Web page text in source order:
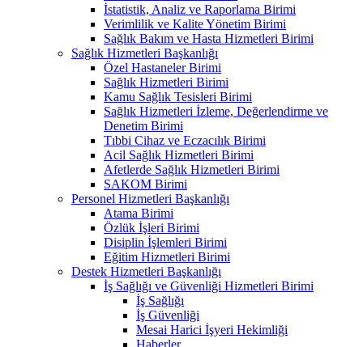
İstatistik, Analiz ve Raporlama Birimi
Verimlilik ve Kalite Yönetim Birimi
Sağlık Bakım ve Hasta Hizmetleri Birimi
Sağlık Hizmetleri Başkanlığı
Özel Hastaneler Birimi
Sağlık Hizmetleri Birimi
Kamu Sağlık Tesisleri Birimi
Sağlık Hizmetleri İzleme, Değerlendirme ve
Denetim Birimi
Tıbbi Cihaz ve Eczacılık Birimi
Acil Sağlık Hizmetleri Birimi
Afetlerde Sağlık Hizmetleri Birimi
SAKOM Birimi
Personel Hizmetleri Başkanlığı
Atama Birimi
Özlük İşleri Birimi
Disiplin İşlemleri Birimi
Eğitim Hizmetleri Birimi
Destek Hizmetleri Başkanlığı
İş Sağlığı ve Güvenliği Hizmetleri Birimi
İş Sağlığı
İş Güvenliği
Mesai Harici İşyeri Hekimliği
Haberler